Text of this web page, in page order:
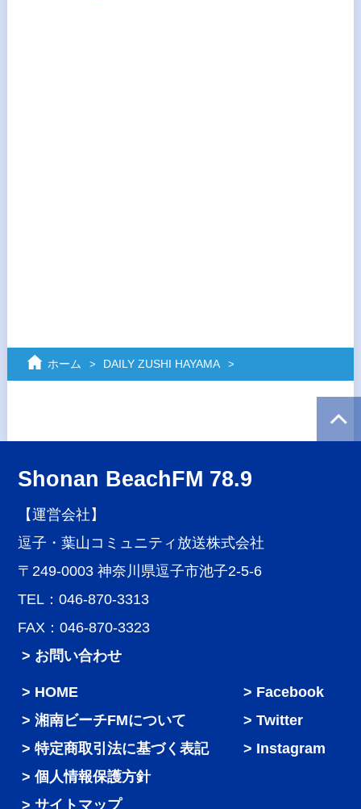
ホーム DAILY ZUSHI HAYAMA
Shonan BeachFM 78.9
【運営会社】
逗子・葉山コミュニティ放送株式会社
〒249-0003 神奈川県逗子市池子2-5-6
TEL：046-870-3313
FAX：046-870-3323
> お問い合わせ
HOME
湘南ビーチFMについて
特定商取引法に基づく表記
個人情報保護方針
サイトマップ
Facebook
Twitter
Instagram